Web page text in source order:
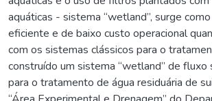
aquáticas - sistema “wetland”, surge
eficiente e de baixo custo operacional
com os sistemas clássicos para o
construído um sistema “wetland” de fluxo
para o tratamento de água residuária de